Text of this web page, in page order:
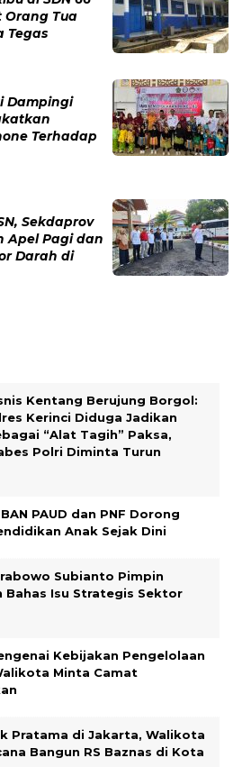
Orang Tua
Tegas
Dampingi
Terhadap
Sekdaprov
Apel Pagi dan
Darah di
Kentang Berujung Borgol:
Kerinci Diduga Jadikan
“Alat Tagih” Paksa,
Polri Diminta Turun
PAUD dan PNF Dorong
Anak Sejak Dini
Subianto Pimpin
Bahas Isu Strategis Sektor
Kebijakan Pengelolaan
Minta Camat
Pratama di Jakarta, Walikota
Bangun RS Baznas di Kota